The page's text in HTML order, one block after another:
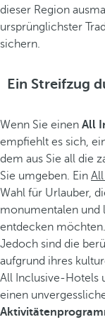
dieser Region
ursprünglichster
sichern.
Ein Streifzug
Wenn Sie einen All
empfiehlt es sich,
dem aus Sie all die
Sie umgeben. Ein
Wahl für Urlauber,
monumentalen und
entdecken möchten.
Jedoch sind die
aufgrund ihres
All Inclusive-Hotels
einen